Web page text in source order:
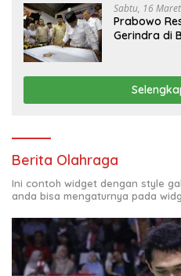
Sabtu, 16
Prabowo
Gerindra di
Berita Olahraga
Ini contoh widget dengan style
anda bisa mengaturnya pada